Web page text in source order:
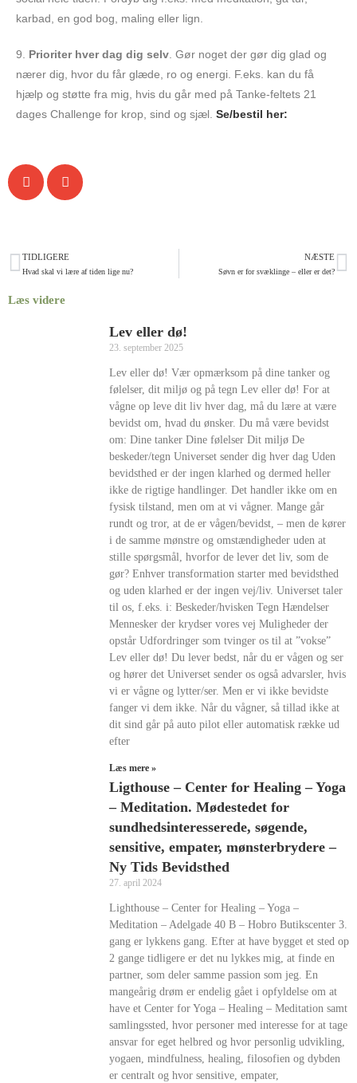
karbad, en god bog, maling eller lign.
9. Prioriter hver dag dig selv . Gør noget der gør dig glad og
nærer dig, hvor du får glæde, ro og energi. F.eks. kan du få
hjælp og støtte fra mig, hvis du går med på Tanke-feltets 21
dages Challenge for krop, sind og sjæl. Se/bestil her:
TIDLIGERE
Hvad skal vi lære af tiden lige nu?
NÆSTE
Søvn er for svæklinge – eller er det?
Læs videre
Lev eller dø!
23. september 2025
Lev eller dø! Vær opmærksom på dine tanker og
følelser, dit miljø og på tegn Lev eller dø! For at
vågne op leve dit liv hver dag, må du lære at være
bevidst om, hvad du ønsker. Du må være bevidst
om: Dine tanker Dine følelser Dit miljø De
beskeder/tegn Universet sender dig hver dag Uden
bevidsthed er der ingen klarhed og dermed heller
ikke de rigtige handlinger. Det handler ikke om en
fysisk tilstand, men om at vi vågner. Mange går
rundt og tror, at de er vågen/bevidst, – men de kører
i de samme mønstre og omstændigheder uden at
stille spørgsmål, hvorfor de lever det liv, som de
gør? Enhver transformation starter med bevidsthed
og uden klarhed er der ingen vej/liv. Universet taler
til os, f.eks. i: Beskeder/hvisken Tegn Hændelser
Mennesker der krydser vores vej Muligheder der
opstår Udfordringer som tvinger os til at ”vokse”
Lev eller dø! Du lever bedst, når du er vågen og ser
og hører det Universet sender os også advarsler, hvis
vi er vågne og lytter/ser. Men er vi ikke bevidste
fanger vi dem ikke. Når du vågner, så tillad ikke at
dit sind går på auto pilot eller automatisk række ud
efter
Læs mere »
Ligthouse – Center for Healing – Yoga
– Meditation. Mødestedet for
sundhedsinteresserede, søgende,
sensitive, empater, mønsterbrydere –
Ny Tids Bevidsthed
27. april 2024
Lighthouse – Center for Healing – Yoga –
Meditation – Adelgade 40 B – Hobro Butikscenter 3.
gang er lykkens gang. Efter at have bygget et sted op
2 gange tidligere er det nu lykkes mig, at finde en
partner, som deler samme passion som jeg. En
mangeårig drøm er endelig gået i opfyldelse om at
have et Center for Yoga – Healing – Meditation samt
samlingssted, hvor personer med interesse for at tage
ansvar for eget helbred og hvor personlig udvikling,
yogaen, mindfulness, healing, filosofien og dybden
er centralt og hvor sensitive, empater,